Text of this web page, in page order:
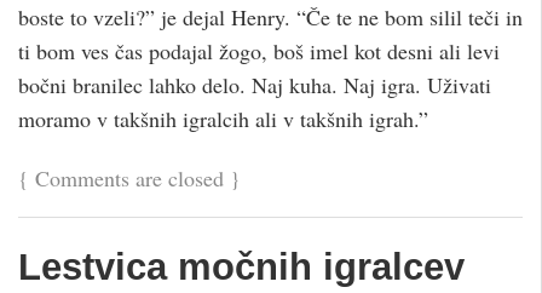
boste to vzeli?” je dejal Henry. “Če te ne bom silil teči in
ti bom ves čas podajal žogo, boš imel kot desni ali levi
bočni branilec lahko delo. Naj kuha. Naj igra. Uživati ​​
moramo v takšnih igralcih ali v takšnih igrah.”
{ Comments are closed }
Lestvica močnih igralcev